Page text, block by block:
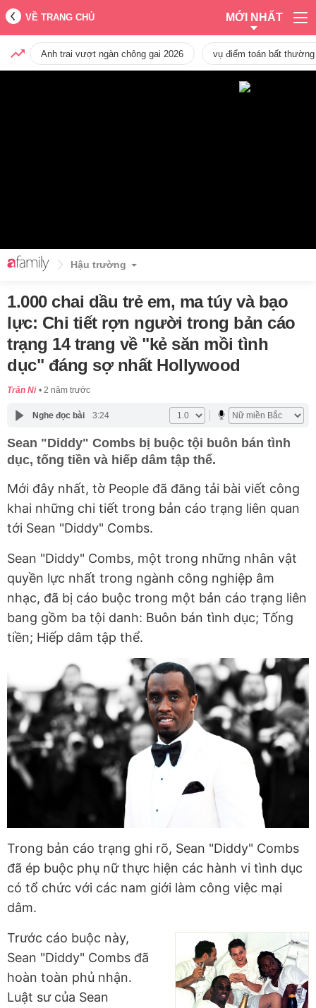
VỀ TRANG CHỦ MỚI NHẤT
Anh trai vượt ngàn chông gai 2026 vụ điểm toán bất
Hậu trường
1.000 chai dầu trẻ em, ma túy và bạo
lực: Chi tiết rợn người trong bản cáo
trạng 14 trang về "kẻ săn mồi tình
dục" đáng sợ nhất Hollywood
Trân Ni 2 năm trước
Nghe đọc bài 3:24
Sean "Diddy" Combs bị buộc tội buôn bán tình
dục, tống tiền và hiếp dâm tập thể.
Mới đây nhất, tờ People đã đăng tải bài viết công
khai những chi tiết trong bản cáo trạng liên quan
tới Sean "Diddy" Combs.
Sean "Diddy" Combs, một trong những nhân vật
quyền lực nhất trong ngành công nghiệp âm
nhạc, đã bị cáo buộc trong một bản cáo trạng liên
bang gồm ba tội danh: Buôn bán tình dục; Tống
tiền; Hiếp dâm tập thể.
Trong bản cáo trạng ghi rõ, Sean "Diddy" Combs
đã ép buộc phụ nữ thực hiện các hành vi tình dục
có tổ chức với các nam giới làm công việc mại
dâm.
Trước cáo buộc này,
Sean "Diddy" Combs đã
hoàn toàn phủ nhận.
Luật sư của Sean